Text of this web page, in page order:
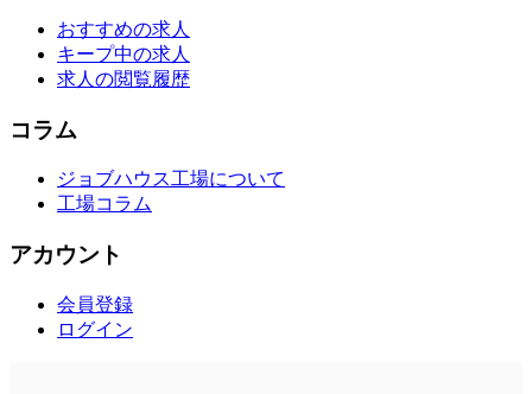
おすすめの求人
キープ中の求人
求人の閲覧履歴
コラム
ジョブハウス工場について
工場コラム
アカウント
会員登録
ログイン